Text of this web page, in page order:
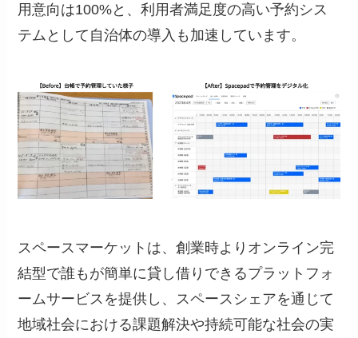
用意向は100%と、利用者満足度の高い予約シス
テムとして自治体の導入も加速しています。
スペースマーケットは、創業時よりオンライン完
結型で誰もが簡単に貸し借りできるプラットフォ
ームサービスを提供し、スペースシェアを通じて
地域社会における課題解決や持続可能な社会の実